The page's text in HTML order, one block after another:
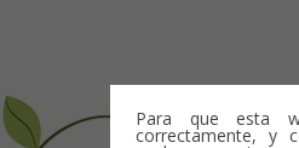
Para que esta
correctamente, y